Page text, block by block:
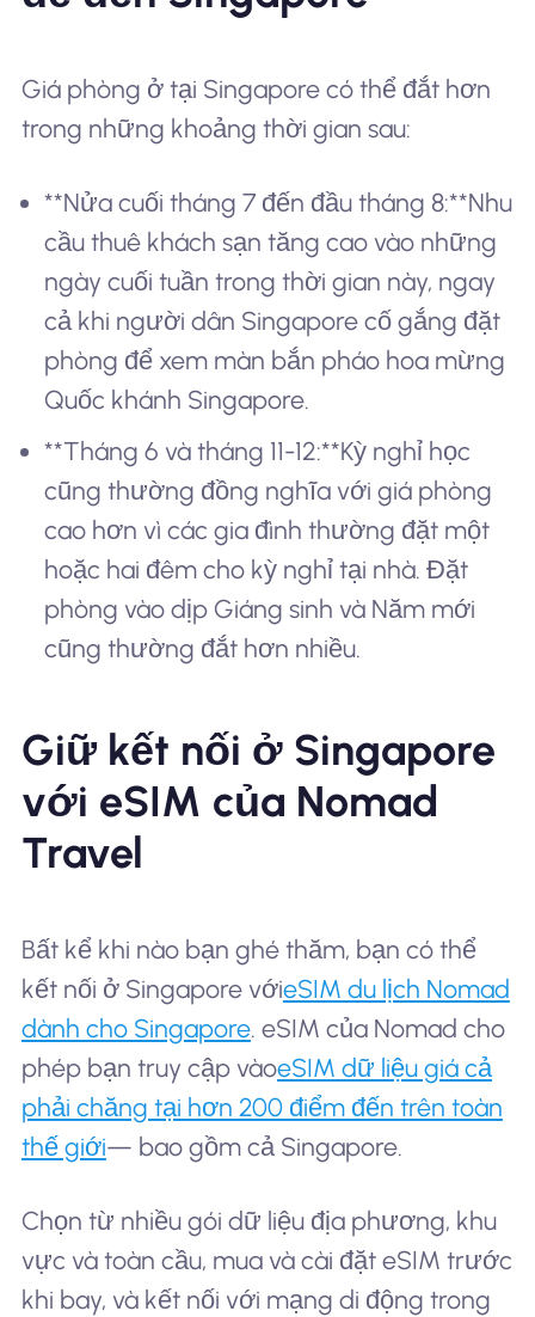
Giá phòng ở tại Singapore có thể đắt hơn
trong những khoảng thời gian sau:
**Nửa cuối tháng 7 đến đầu tháng 8:**Nhu
cầu thuê khách sạn tăng cao vào những
ngày cuối tuần trong thời gian này, ngay
cả khi người dân Singapore cố gắng đặt
phòng để xem màn bắn pháo hoa mừng
Quốc khánh Singapore.
**Tháng 6 và tháng 11-12:**Kỳ nghỉ học
cũng thường đồng nghĩa với giá phòng
cao hơn vì các gia đình thường đặt một
hoặc hai đêm cho kỳ nghỉ tại nhà. Đặt
phòng vào dịp Giáng sinh và Năm mới
cũng thường đắt hơn nhiều.
Giữ kết nối ở Singapore
với eSIM của Nomad
Travel
Bất kể khi nào bạn ghé thăm, bạn có thể
kết nối ở Singapore vớieSIM du lịch Nomad
dành cho Singapore. eSIM của Nomad cho
phép bạn truy cập vàoeSIM dữ liệu giá cả
phải chăng tại hơn 200 điểm đến trên toàn
thế giới— bao gồm cả Singapore.
Chọn từ nhiều gói dữ liệu địa phương, khu
vực và toàn cầu, mua và cài đặt eSIM trước
khi bay, và kết nối với mạng di động trong